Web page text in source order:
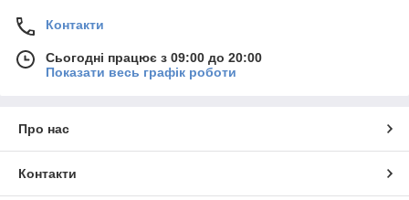
Контакти
Сьогодні працює з 09:00 до 20:00
Показати весь графік роботи
Про нас
Контакти